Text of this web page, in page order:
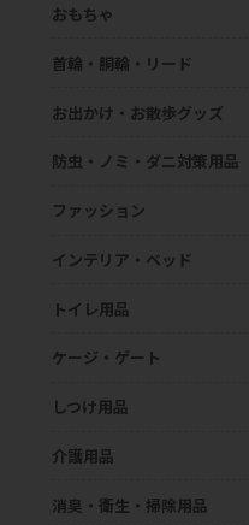
おもちゃ
首輪・胴輪・リード
お出かけ・お散歩グッズ
防虫・ノミ・ダニ対策用品
ファッション
インテリア・ベッド
トイレ用品
ケージ・ゲート
しつけ用品
介護用品
消臭・衛生・掃除用品